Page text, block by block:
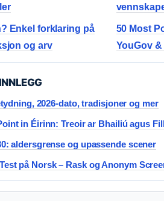
Enkel forklaring på
og arv
50 Most
YouGov
2026-dato, tradisjoner og mer
in Éirinn: Treoir ar Bhailiú agus
aldersgrense og upassende scener
på Norsk – Rask og Anonym